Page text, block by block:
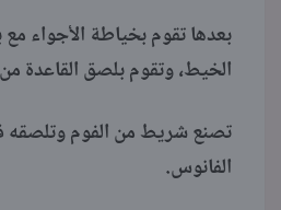
بعدها تقوم بخياطة الأجواء
الخيط، وتقوم بلصق القاعدة
تصنع شريط من الفوم وتلصقه
الفانوس.